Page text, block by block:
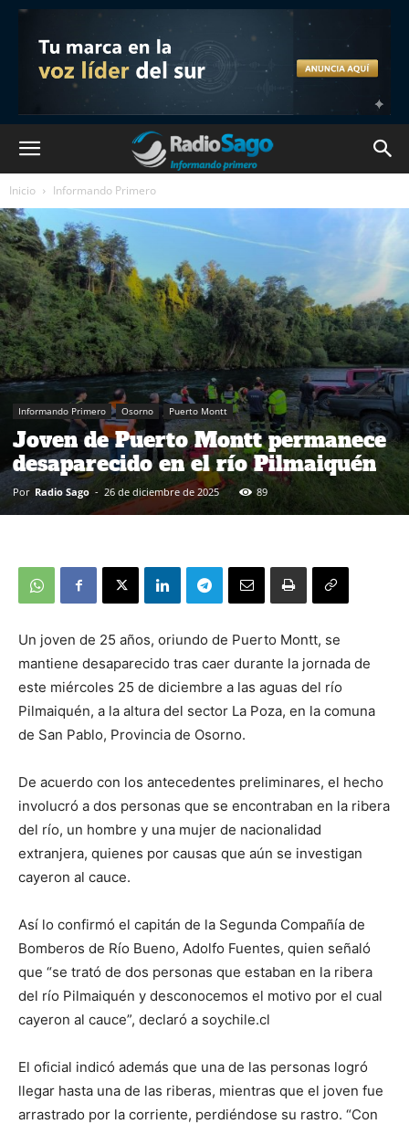
Inicio Informando Primero
Informando Primero Osorno Puerto Montt
Joven de Puerto Montt permanece
desaparecido en el río Pilmaiquén
Por Radio Sago - 26 de diciembre de 2025 89
Un joven de 25 años, oriundo de Puerto Montt, se
mantiene desaparecido tras caer durante la jornada de
este miércoles 25 de diciembre a las aguas del río
Pilmaiquén, a la altura del sector La Poza, en la comuna
de San Pablo, Provincia de Osorno.
De acuerdo con los antecedentes preliminares, el hecho
involucró a dos personas que se encontraban en la ribera
del río, un hombre y una mujer de nacionalidad
extranjera, quienes por causas que aún se investigan
cayeron al cauce.
Así lo confirmó el capitán de la Segunda Compañía de
Bomberos de Río Bueno, Adolfo Fuentes, quien señaló
que “se trató de dos personas que estaban en la ribera
del río Pilmaiquén y desconocemos el motivo por el cual
cayeron al cauce”, declaró a soychile.cl
El oficial indicó además que una de las personas logró
llegar hasta una de las riberas, mientras que el joven fue
arrastrado por la corriente, perdiéndose su rastro. “Con